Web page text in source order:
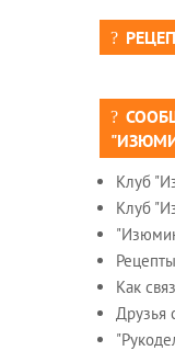
Клуб
Клуб
Как
Друзья